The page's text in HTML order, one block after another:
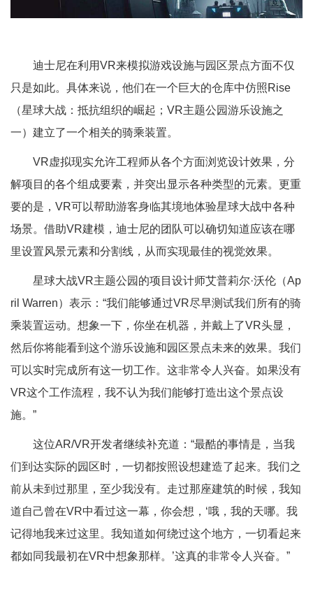
迪士尼在利用VR来模拟游戏设施与园区景点方面不仅
只是如此。具体来说，他们在一个巨大的仓库中仿照Rise
（星球大战：抵抗组织的崛起；VR主题公园游乐设施之
一）建立了一个相关的骑乘装置。
VR虚拟现实允许工程师从各个方面浏览设计效果，分
解项目的各个组成要素，并突出显示各种类型的元素。更重
要的是，VR可以帮助游客身临其境地体验星球大战中各种
场景。借助VR建模，迪士尼的团队可以确切知道应该在哪
里设置风景元素和分割线，从而实现最佳的视觉效果。
星球大战VR主题公园的项目设计师艾普莉尔·沃伦（Ap
ril Warren）表示：“我们能够通过VR尽早测试我们所有的骑
乘装置运动。想象一下，你坐在机器，并戴上了VR头显，
然后你将能看到这个游乐设施和园区景点未来的效果。我们
可以实时完成所有这一切工作。这非常令人兴奋。如果没有
VR这个工作流程，我不认为我们能够打造出这个景点设
施。”
这位AR/VR开发者继续补充道：“最酷的事情是，当我
们到达实际的园区时，一切都按照设想建造了起来。我们之
前从未到过那里，至少我没有。走过那座建筑的时候，我知
道自己曾在VR中看过这一幕，你会想，‘哦，我的天哪。我
记得地我来过这里。我知道如何绕过这个地方，一切看起来
都如同我最初在VR中想象那样。’这真的非常令人兴奋。”